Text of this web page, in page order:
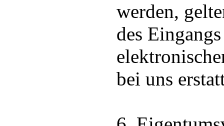
werden,
des
bei uns